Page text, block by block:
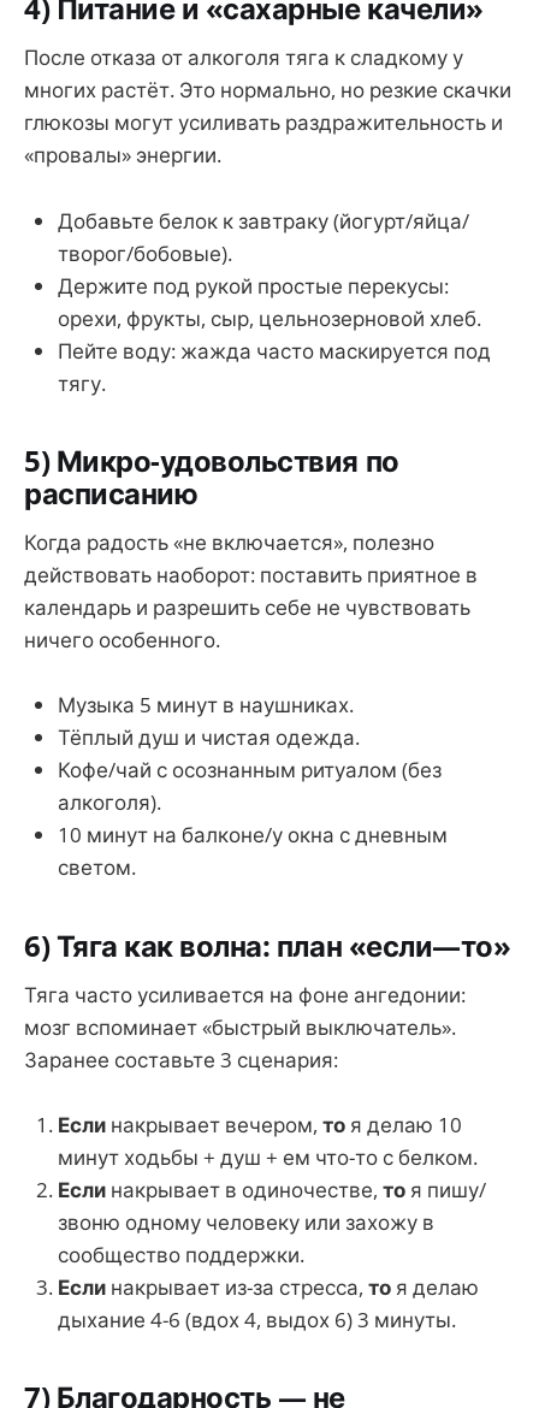
4) Питание и «сахарные качели»
После отказа от алкоголя тяга к сладкому у
многих растёт. Это нормально, но резкие скачки
глюкозы могут усиливать раздражительность и
«провалы» энергии.
Добавьте белок к завтраку (йогурт/яйца/
творог/бобовые).
Держите под рукой простые перекусы:
орехи, фрукты, сыр, цельнозерновой хлеб.
Пейте воду: жажда часто маскируется под
тягу.
5) Микро-удовольствия по
расписанию
Когда радость «не включается», полезно
действовать наоборот: поставить приятное в
календарь и разрешить себе не чувствовать
ничего особенного.
Музыка 5 минут в наушниках.
Тёплый душ и чистая одежда.
Кофе/чай с осознанным ритуалом (без
алкоголя).
10 минут на балконе/у окна с дневным
светом.
6) Тяга как волна: план «если—то»
Тяга часто усиливается на фоне ангедонии:
мозг вспоминает «быстрый выключатель».
Заранее составьте 3 сценария:
Если накрывает вечером, то я делаю 10
минут ходьбы + душ + ем что-то с белком.
Если накрывает в одиночестве, то я пишу/
звоню одному человеку или захожу в
сообщество поддержки.
Если накрывает из-за стресса, то я делаю
дыхание 4-6 (вдох 4, выдох 6) 3 минуты.
7) Благодарность — не